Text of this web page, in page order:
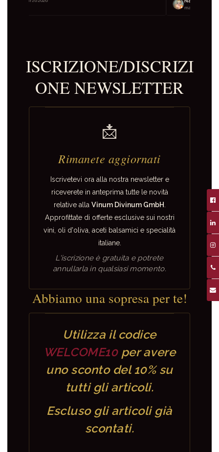
ISCRIZIONE/DISCRIZI
ONE NEWSLETTER
📩
Rimanete aggiornati
Iscrivetevi ora alla nostra newsletter e
riceverete in anteprima tutte le novità
relative alla Vinum Divinum GmbH
Approfittate di offerte esclusive sui nostri
vini, oli d'oliva, aceti balsamici e specialità
italiane.
L'iscrizione è gratuita e potrete
annullarla in qualsiasi momento.
Abbiamo una sopresa per te!
Utilizza il codice
WELCOME10per avere
uno sconto del 10% su
tutti gli articoli.
Escluso gli articoli già
scontati.